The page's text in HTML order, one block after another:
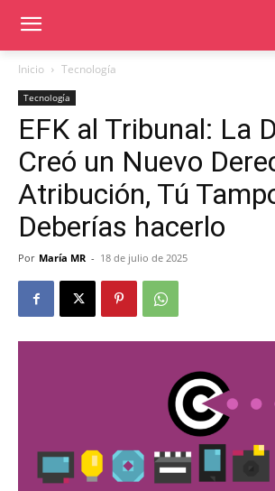
Inicio Tecnología
Tecnología
EFK al Tribunal: La
Creó un Nuevo
Atribución, Tú
Deberías hacerlo
Por María MR - 18 de julio de 2025